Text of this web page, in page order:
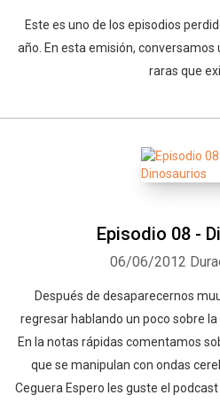
Este es uno de los episodios
año. En esta emisión,
raras que
Episodio 08 -
06/06/2012
Después de desaparecernos
regresar hablando un poco sobre la
En la notas rápidas comentamos
que se manipulan con ondas
Ceguera Espero les guste el